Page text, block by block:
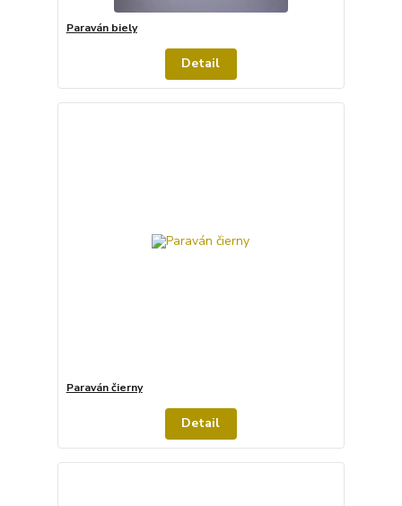
Paraván biely
Detail
Paraván čierny
Detail